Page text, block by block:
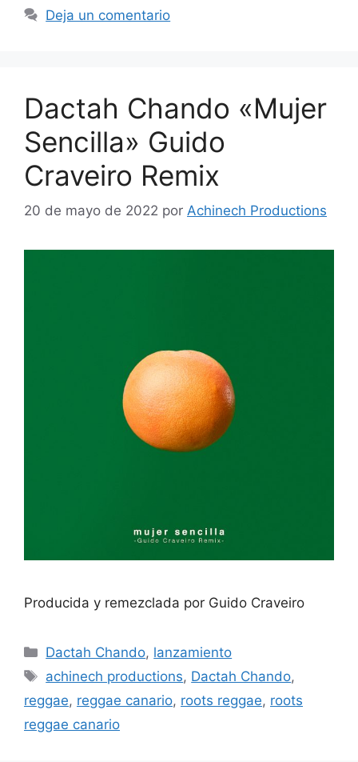
Deja un comentario
Dactah Chando «Mujer
Sencilla» Guido
Craveiro Remix
20 de mayo de 2022 por Achinech Productions
Producida y remezclada por Guido Craveiro
Dactah Chando, lanzamiento
achinech productions, Dactah Chando,
reggae, reggae canario, roots reggae, roots
reggae canario